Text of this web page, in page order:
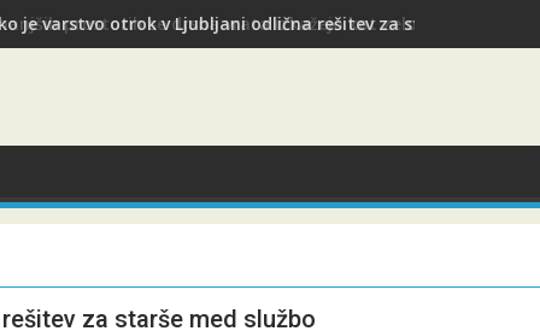
je varstvo otrok v Ljubljani odlična rešitev za starše med
za starše med službo